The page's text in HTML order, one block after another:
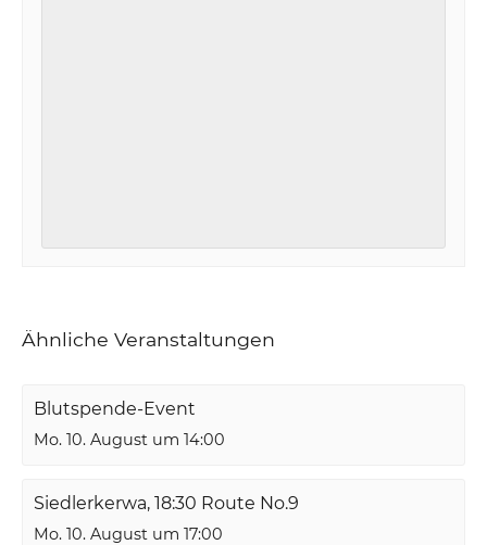
Ähnliche Veranstaltungen
Blutspende-Event
Mo. 10. August um 14:00
Siedlerkerwa, 18:30 Route No.9
Mo. 10. August um 17:00